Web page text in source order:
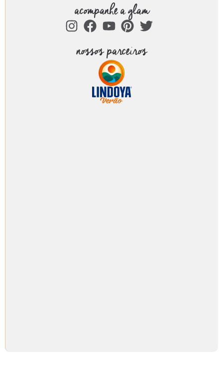
acompanhe a glam
nossos parceiros